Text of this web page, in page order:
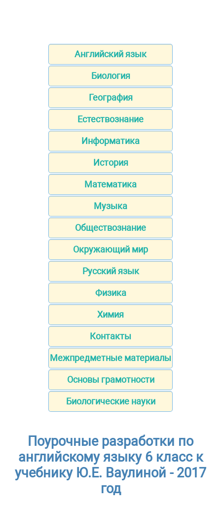
Английский язык
Биология
География
Естествознание
Информатика
История
Математика
Музыка
Обществознание
Окружающий мир
Русский язык
Физика
Химия
Контакты
Межпредметные материалы
Основы грамотности
Биологические науки
Поурочные разработки по
английскому языку 6 класс к
учебнику Ю.Е. Ваулиной - 2017
год